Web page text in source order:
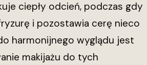
ciepły odcień, podczas gdy
i pozostawia cerę nieco
harmonijnego wyglądu jest
makijażu do tych